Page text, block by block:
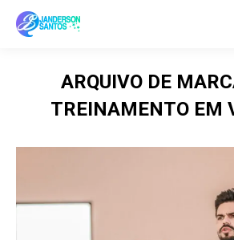
ARQUIVO DE
TREINAMENTO EM